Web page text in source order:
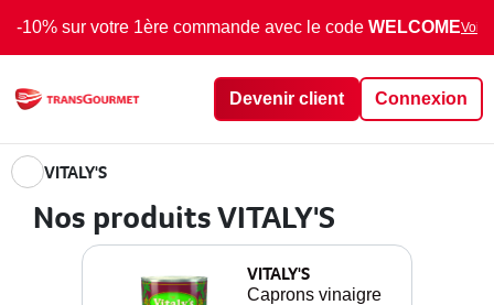
-10% sur votre 1ère commande avec le code WELCOMEVoir
Devenir client Connexion
VITALY'S
Nos produits VITALY'S
VITALY'S
Caprons vinaigre